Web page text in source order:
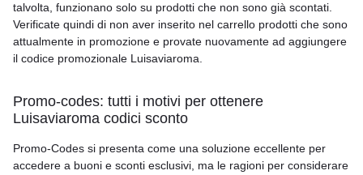
talvolta, funzionano solo su prodotti che non sono già scontati.
Verificate quindi di non aver inserito nel carrello prodotti che sono
attualmente in promozione e provate nuovamente ad aggiungere
il codice promozionale Luisaviaroma.
Promo-codes: tutti i motivi per ottenere
Luisaviaroma codici sconto
Promo-Codes si presenta come una soluzione eccellente per
accedere a buoni e sconti esclusivi, ma le ragioni per considerare